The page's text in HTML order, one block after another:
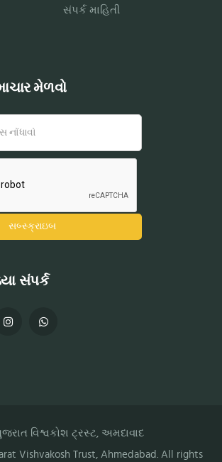
સંપર્ક માહિતી
મેળવો
સંપર્ક
વિશ્વકોશ ટ્રસ્ટ, અમદાવાદ
Vishvakosh Trust, Ahmedabad. All rights